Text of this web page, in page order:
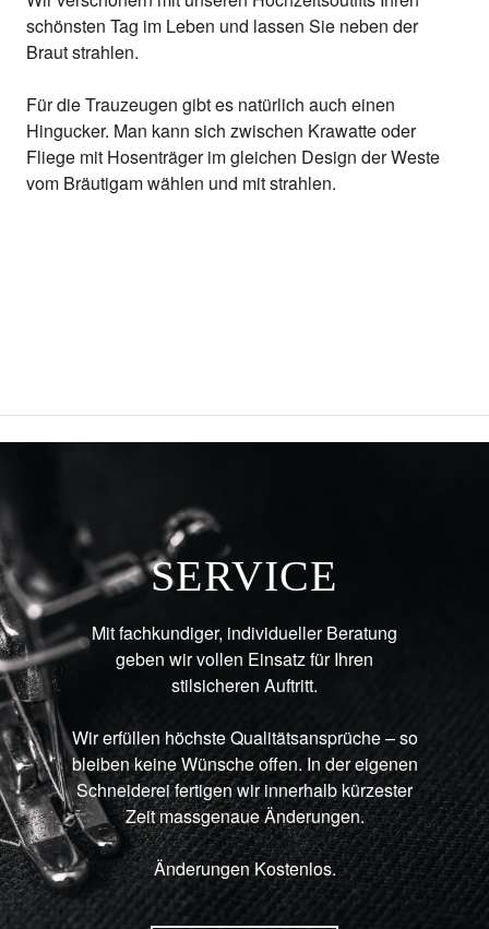
schönsten Tag im Leben und lassen Sie neben der
Braut strahlen.
Für die Trauzeugen gibt es natürlich auch einen
Hingucker. Man kann sich zwischen Krawatte oder
Fliege mit Hosenträger im gleichen Design der Weste
vom Bräutigam wählen und mit strahlen.
SERVICE
Mit fachkundiger, individueller Beratung
geben wir vollen Einsatz für Ihren
stilsicheren Auftritt.
Wir erfüllen höchste Qualitätsansprüche – so
bleiben keine Wünsche offen. In der eigenen
Schneiderei fertigen wir innerhalb kürzester
Zeit massgenaue Änderungen.
Änderungen Kostenlos.